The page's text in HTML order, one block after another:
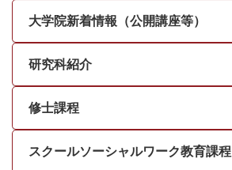
大学院新着情報（公開講座等）
研究科紹介
修士課程
スクールソーシャルワーク教育課程